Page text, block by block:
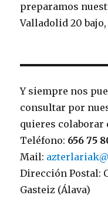
preparamos
Valladolid 20
Y siempre nos
consultar por
quieres colaborar
Teléfono: 656 75
Mail:
Dirección Postal:
Gasteiz (Álava)